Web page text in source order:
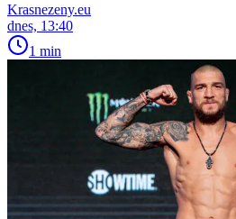
Krasnezeny.eu
dnes, 13:40
1 min